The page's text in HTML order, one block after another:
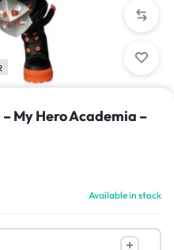
My Hero Academia –
Available in stock